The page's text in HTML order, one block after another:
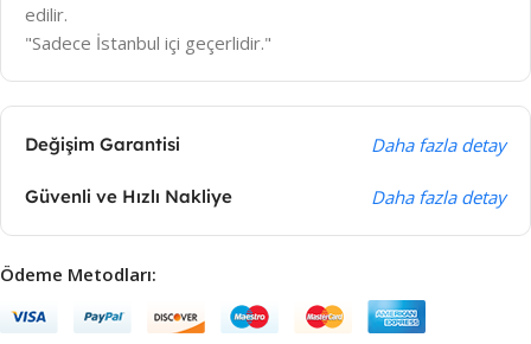
edilir.
"Sadece İstanbul içi geçerlidir."
Değişim Garantisi Daha fazla detay
Güvenli ve Hızlı Nakliye Daha fazla detay
Ödeme Metodları: